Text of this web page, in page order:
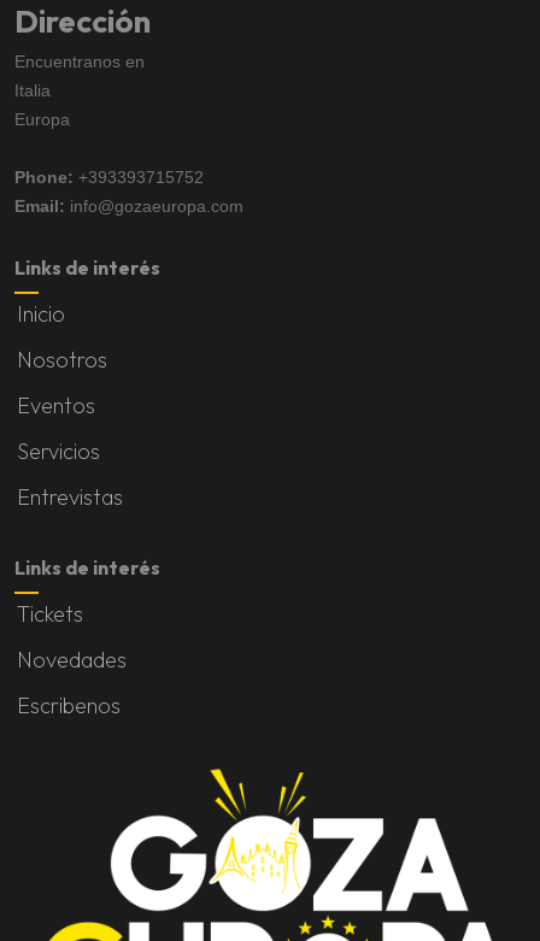
Dirección
Encuentranos en
Italia
Europa
Phone: +393393715752
Email: info@gozaeuropa.com
Links de interés
Inicio
Nosotros
Eventos
Servicios
Entrevistas
Links de interés
Tickets
Novedades
Escribenos